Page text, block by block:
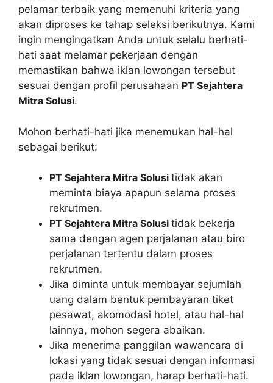
pelamar terbaik yang memenuhi kriteria yang
akan diproses ke tahap seleksi berikutnya. Kami
ingin mengingatkan Anda untuk selalu berhati-
hati saat melamar pekerjaan dengan
memastikan bahwa iklan lowongan tersebut
sesuai dengan profil perusahaan PT Sejahtera
Mitra Solusi.
Mohon berhati-hati jika menemukan hal-hal
sebagai berikut:
PT Sejahtera Mitra Solusi tidak akan
meminta biaya apapun selama proses
rekrutmen.
PT Sejahtera Mitra Solusi tidak bekerja
sama dengan agen perjalanan atau biro
perjalanan tertentu dalam proses
rekrutmen.
Jika diminta untuk membayar sejumlah
uang dalam bentuk pembayaran tiket
pesawat, akomodasi hotel, atau hal-hal
lainnya, mohon segera abaikan.
Jika menerima panggilan wawancara di
lokasi yang tidak sesuai dengan informasi
pada iklan lowongan, harap berhati-hati.